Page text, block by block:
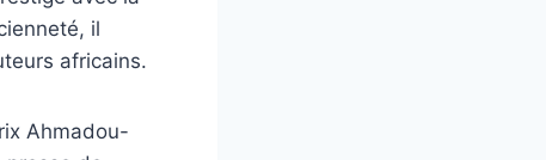
il
africains.
Ahmadou-